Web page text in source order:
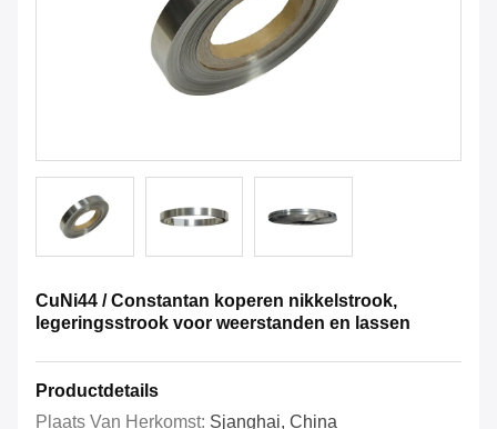
CuNi44 / Constantan koperen nikkelstrook,
legeringsstrook voor weerstanden en lassen
Productdetails
Plaats Van Herkomst: Sjanghai, China